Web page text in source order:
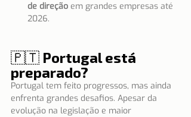
de direção em grandes empresas até
2026.
🇵🇹 Portugal está
preparado?
Portugal tem feito progressos, mas ainda
enfrenta grandes desafios. Apesar da
evolução na legislação e maior